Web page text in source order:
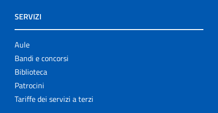
SERVIZI
Aule
Bandi e concorsi
Biblioteca
Patrocini
Tariffe dei servizi a terzi